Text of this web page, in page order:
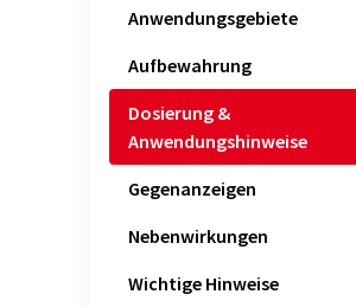
Anwendungsgebiete
Aufbewahrung
Dosierung &
Anwendungshinweise
Gegenanzeigen
Nebenwirkungen
Wichtige Hinweise